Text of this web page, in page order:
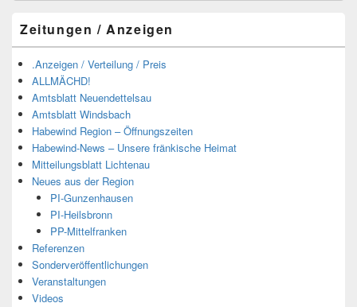
Zeitungen / Anzeigen
.Anzeigen / Verteilung / Preis
ALLMÄCHD!
Amtsblatt Neuendettelsau
Amtsblatt Windsbach
Habewind Region – Öffnungszeiten
Habewind-News – Unsere fränkische Heimat
Mitteilungsblatt Lichtenau
Neues aus der Region
PI-Gunzenhausen
PI-Heilsbronn
PP-Mittelfranken
Referenzen
Sonderveröffentlichungen
Veranstaltungen
Videos